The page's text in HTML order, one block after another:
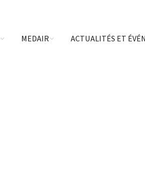
MEDAIR ACTUALITÉS ET